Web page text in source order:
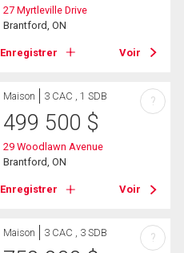
27 Myrtleville Drive
Brantford, ON
Enregistrer Voir
Maison 3 CAC , 1 SDB
499 500 $
29 Woodlawn Avenue
Brantford, ON
Enregistrer Voir
?
Maison 3 CAC , 3 SDB ?